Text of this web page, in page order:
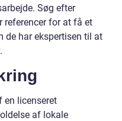
Søg efter
referencer for at få et
de har ekspertisen til at
en licenseret
af lokale